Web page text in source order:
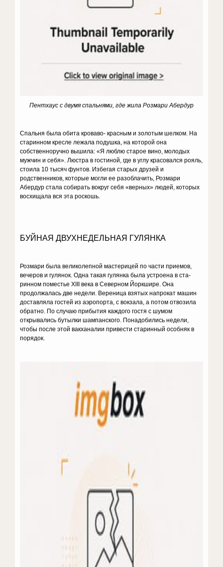
Пентхаус с двумя спальнями, где жила Розмари Абердур
Спальня была обита кроваво- красным и золотым шелком. На
старин­ном кресле лежала подушка, на которой она
собственноручно вышила: «Я люблю старое вино, молодых
мужчин и себя». Люстра в гостиной, где в углу красовался рояль,
стоила 10 тысяч фунтов. Избегая старых друзей и
родственников, которые могли ее разоблачить, Розмари
Абердур стала собирать вокруг себя «верных» лю­дей, которых
восхищала вся эта роскошь.
БУЙНАЯ ДВУХНЕДЕЛЬНАЯ ГУЛЯНКА
Розмари была великолепной мастери­цей по части приемов,
вечеров и гулянок. Одна такая гулянка была устроена в ста­
ринном поместье XIII века в Северном Йоркшире. Она
продолжалась две недели. Вереница взятых напрокат машин
достав­ляла гостей из аэропорта, с вокзала, а по­том отвозила
обратно. По случаю прибы­тия каждого гостя с шумом
открывались бутылки шампанского. Понадобились не­дели,
чтобы после этой вакханалии при­вести старинный особняк в
порядок.